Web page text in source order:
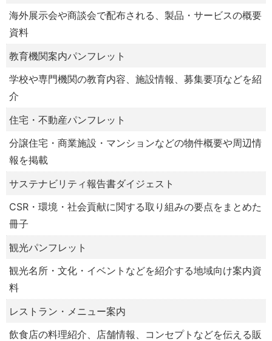
海外展示会や商談会で配布される、製品・サービスの概要
資料
教育機関案内パンフレット
学校や専門機関の教育内容、施設情報、募集要項などを紹
介
住宅・不動産パンフレット
分譲住宅・商業施設・マンションなどの物件概要や周辺情
報を掲載
サステナビリティ報告書ダイジェスト
CSR・環境・社会貢献に関する取り組みの要点をまとめた
冊子
観光パンフレット
観光名所・文化・イベントなどを紹介する地域向け案内資
料
レストラン・メニュー案内
飲食店の料理紹介、店舗情報、コンセプトなどを伝える販